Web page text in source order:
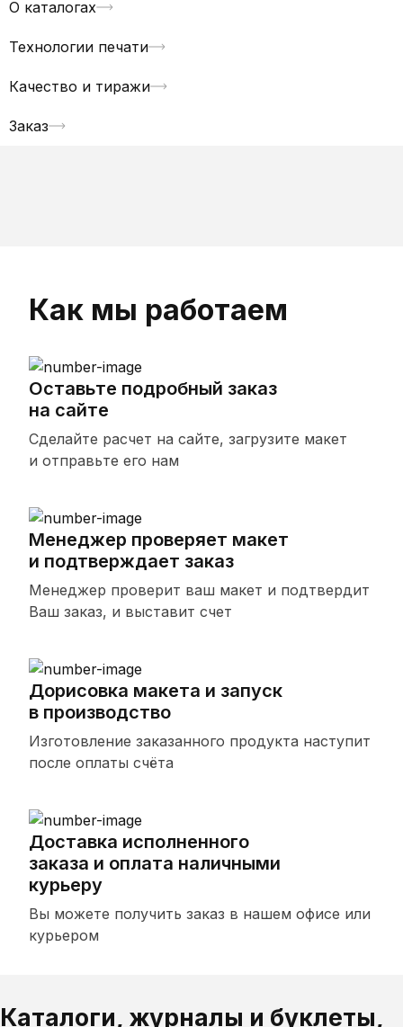
О каталогах
Технологии печати
Качество и тиражи
Заказ
Как мы работаем
Оставьте подробный заказ
на сайте
Сделайте расчет на сайте, загрузите макет
и отправьте его нам
Менеджер проверяет макет
и подтверждает заказ
Менеджер проверит ваш макет и подтвердит
Ваш заказ, и выставит счет
Дорисовка макета и запуск
в производство
Изготовление заказанного продукта наступит
после оплаты счёта
Доставка исполненного
заказа и оплата наличными
курьеру
Вы можете получить заказ в нашем офисе или
курьером
Каталоги, журналы и буклеты,